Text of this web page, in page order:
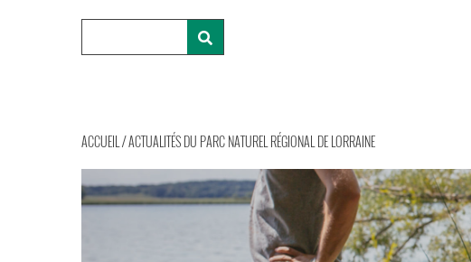
ACCUEIL /ACTUALITÉS DU PARC NATUREL RÉGIONAL DE LORRAINE